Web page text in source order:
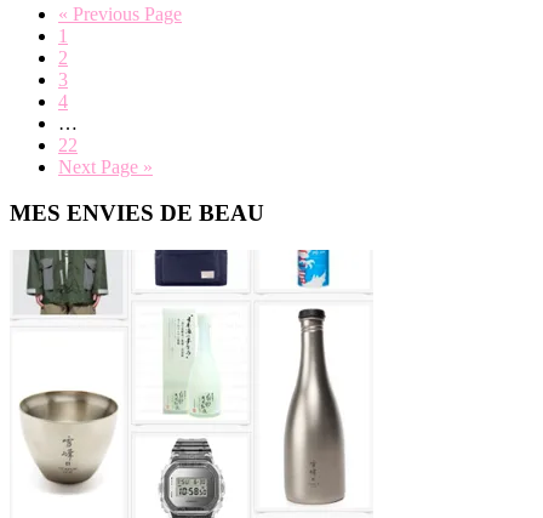
« Go
Previous Page
Page
1
Page
2
Page
3
Page
4
pages
omitted
…
Page
22
Go
Next Page »
Primary
Sidebar
MES ENVIES DE BEAU